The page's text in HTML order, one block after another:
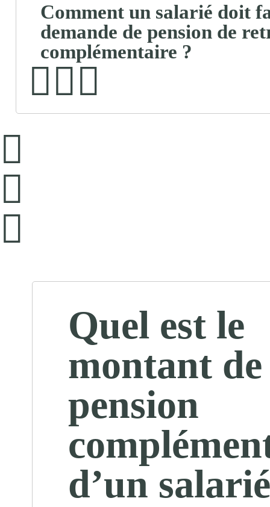
Comment un salarié doit
demande de pension de
complémentaire ?
Quel est le
montant
pension
d’un